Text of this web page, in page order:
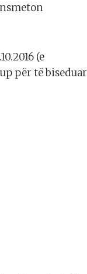
(e
për të biseduar